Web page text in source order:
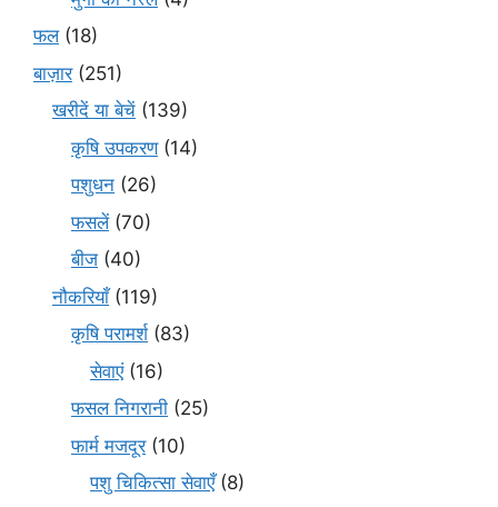
फल(18)
बाज़ार(251)
खरीदें या बेचें (139)
कृषि उपकरण(14)
पशुधन (26)
फसलें(70)
बीज (40)
नौकरियाँ(119)
कृषि परामर्श(83)
सेवाएं(16)
फसल निगरानी (25)
फार्म मजदूर(10)
पशु चिकित्सा सेवाएँ(8)